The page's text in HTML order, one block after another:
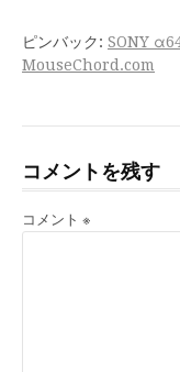
ピンバック: SONY
MouseChord.com
コメントを残す
コメント ※